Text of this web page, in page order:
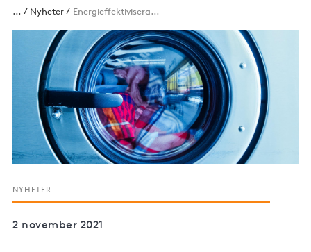
... Nyheter Energieffektivisera...
NYHETER
2 november 2021